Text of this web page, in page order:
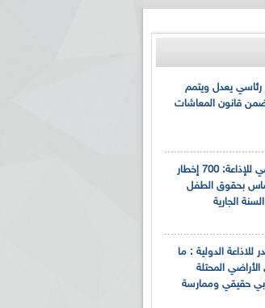
يعدل ويتمم
قانون المعاشات
مريم شرفي للإذاعة: 700 إخطار
بحقوق الطفل
الجارية
للاذاعة الدولية : ما
المحتلة
حقيقي وممارسة